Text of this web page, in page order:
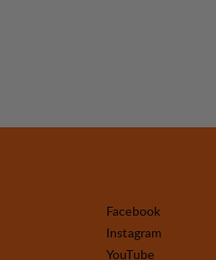
Facebook
Instagram
YouTube